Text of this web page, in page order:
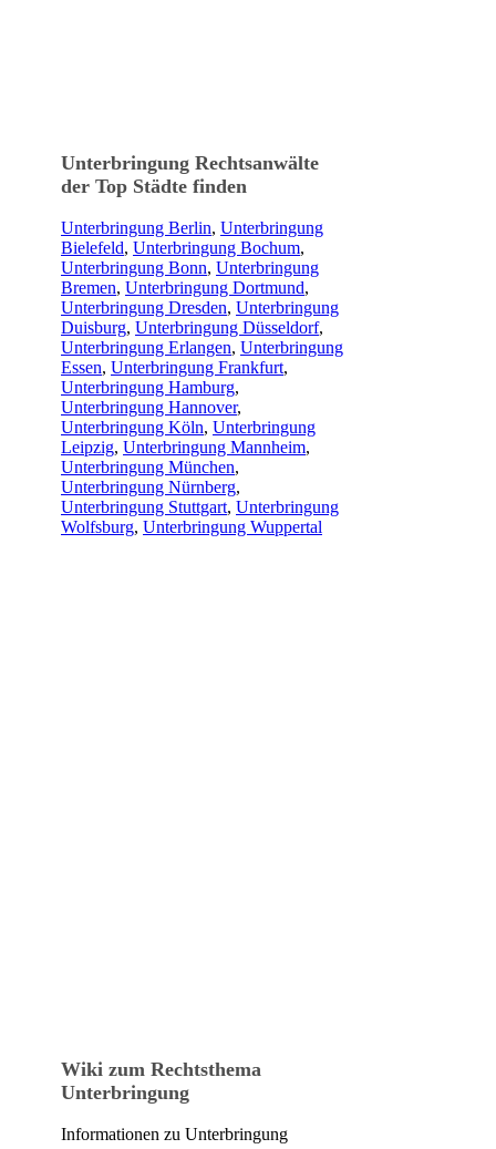
Unterbringung Rechtsanwälte
der Top Städte finden
Unterbringung Berlin, Unterbringung
Bielefeld, Unterbringung Bochum,
Unterbringung Bonn, Unterbringung
Bremen, Unterbringung Dortmund,
Unterbringung Dresden, Unterbringung
Duisburg, Unterbringung Düsseldorf,
Unterbringung Erlangen, Unterbringung
Essen, Unterbringung Frankfurt,
Unterbringung Hamburg,
Unterbringung Hannover,
Unterbringung Köln, Unterbringung
Leipzig, Unterbringung Mannheim,
Unterbringung München,
Unterbringung Nürnberg,
Unterbringung Stuttgart, Unterbringung
Wolfsburg, Unterbringung Wuppertal
Wiki zum Rechtsthema
Unterbringung
Informationen zu Unterbringung